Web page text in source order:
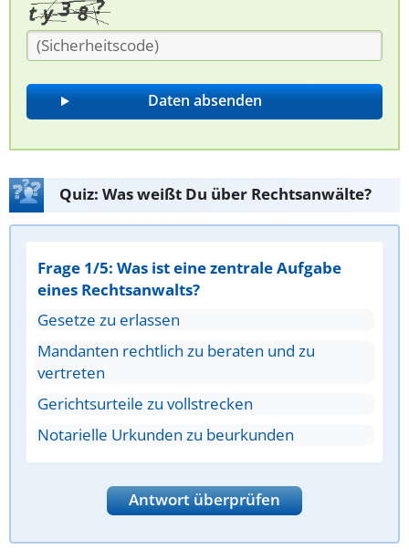
Quiz: Was weißt Du über Rechtsanwälte?
Frage 1/5: Was ist eine zentrale Aufgabe
eines Rechtsanwalts?
Gesetze zu erlassen
Mandanten rechtlich zu beraten und zu
vertreten
Gerichtsurteile zu vollstrecken
Notarielle Urkunden zu beurkunden
Antwort überprüfen